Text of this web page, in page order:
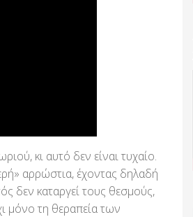
κι αυτό δεν είναι τυχαίο.
αρρώστια, έχοντας δηλαδή
δεν καταργεί τους θεσμούς,
μόνο τη θεραπεία των